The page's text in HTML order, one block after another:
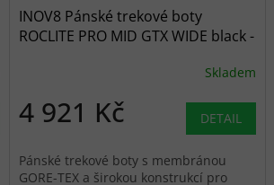
INOV8 Pánské trekové boty
ROCLITE PRO MID GTX WIDE black -
Skladem
4 921 Kč DETAIL
Pánské trekové boty s membránou
GORE-TEX a širokou konstrukcí pro